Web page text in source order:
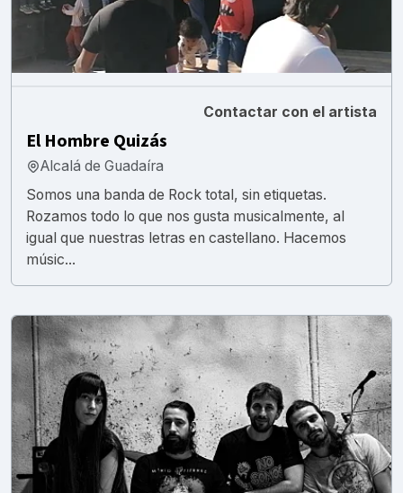
Contactar con el artista
El Hombre Quizás
Alcalá de Guadaíra
Somos una banda de Rock total, sin etiquetas.
Rozamos todo lo que nos gusta musicalmente, al
igual que nuestras letras en castellano. Hacemos
músic...